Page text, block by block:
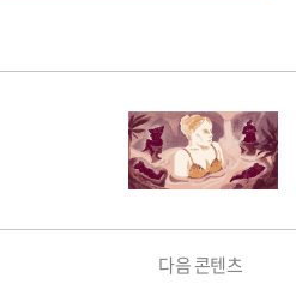
다음 콘텐츠